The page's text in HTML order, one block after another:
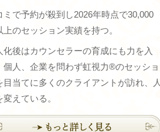
ミで予約が殺到し2026年時点で30,000
上のセッション実績を持つ。
化後はカウンセラーの育成にも力を入
個人、企業を問わず虹視力®のセッショ
目当てに多くのクライアントが訪れ、人
変えている。